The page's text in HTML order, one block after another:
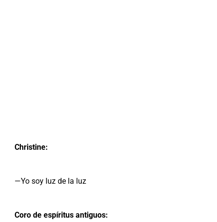
Christine:
—Yo soy luz de la luz
Coro de espíritus antiguos: